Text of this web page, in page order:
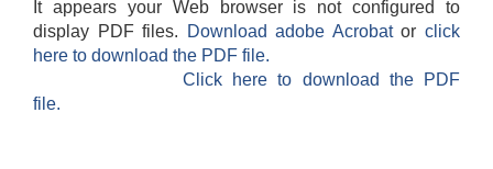
It appears your Web browser is not configured to
display PDF files.
Download adobe Acrobatorclick
here to download the PDF file.
Click here to download the PDF
file.